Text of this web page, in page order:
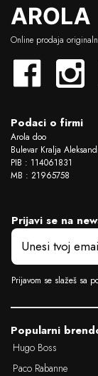
L
o
g
Online prodaja
Podaci o firmi
Arola doo
Bulevar Kralja
PIB : 114061831
MB : 21965758
Prijavi se na
E
a
iPrijavom se slažeš sa
Popularni
Hugo Boss
Paco Rabanne